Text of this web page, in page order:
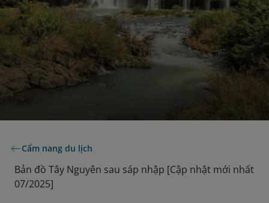
Cẩm nang du lịch
Bản đồ Tây Nguyên sau sáp nhập [Cập nhật mới nhất
07/2025]